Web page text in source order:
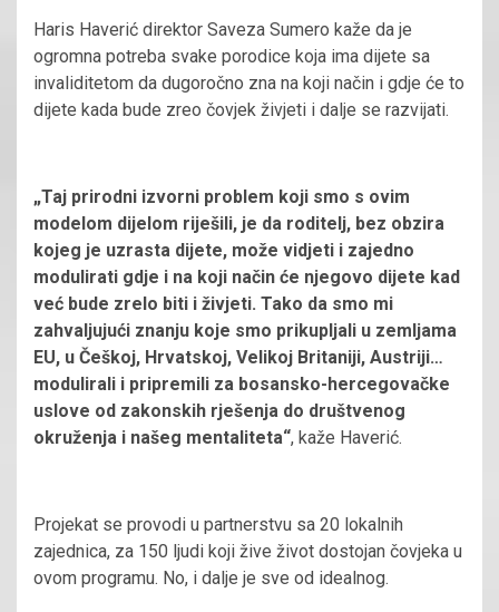
Haris Haverić direktor Saveza Sumero kaže da je
ogromna potreba svake porodice koja ima dijete sa
invaliditetom da dugoročno zna na koji način i gdje će to
dijete kada bude zreo čovjek živjeti i dalje se razvijati.
„Taj prirodni izvorni problem koji smo s ovim
modelom dijelom riješili, je da roditelj, bez obzira
kojeg je uzrasta dijete, može vidjeti i zajedno
modulirati gdje i na koji način će njegovo dijete kad
već bude zrelo biti i živjeti. Tako da smo mi
zahvaljujući znanju koje smo prikupljali u zemljama
EU, u Češkoj, Hrvatskoj, Velikoj Britaniji, Austriji…
modulirali i pripremili za bosansko-hercegovačke
uslove od zakonskih rješenja do društvenog
okruženja i našeg mentaliteta“, kaže Haverić.
Projekat se provodi u partnerstvu sa 20 lokalnih
zajednica, za 150 ljudi koji žive život dostojan čovjeka u
ovom programu. No, i dalje je sve od idealnog.